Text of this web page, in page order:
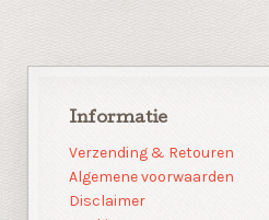
Informatie
Verzending & Retouren
Algemene voorwaarden
Disclaimer